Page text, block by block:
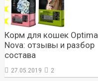
Корм для кошек Optima
Nova: отзывы и разбор
состава
27.05.2019 2